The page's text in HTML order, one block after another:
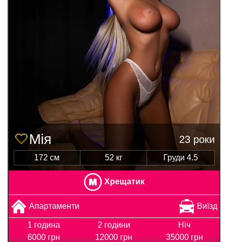
Мія 23 роки
172 см 52 кг Груди 4.5
Хрещатик
Апартаменти Виїзд
1 година
6000 грн
2 години
12000 грн
Ніч
35000 грн